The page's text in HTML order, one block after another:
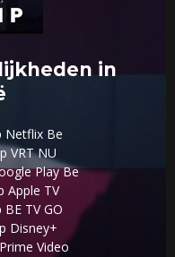
in
Netflix Be
VRT NU
Play Be
Apple TV
TV GO
Disney+
Video